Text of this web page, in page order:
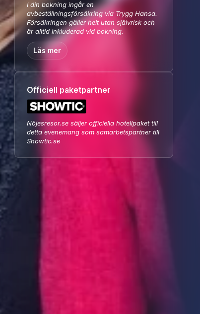
Officiell paketpartner
Nöjesresor.se säljer officiella hotellpaket till
detta evenemang som samarbetspartner till
Showtic.se
I din bokning ingår en
avbeställningsförsäkring via Trygg Hansa.
Försäkringen gäller helt utan självrisk och
är alltid inkluderad vid bokning.
Läs mer